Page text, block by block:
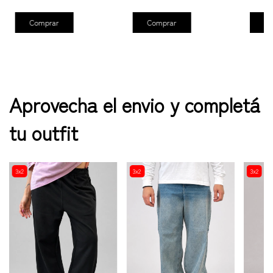
Comprar Comprar
Aprovecha el envio y completá
tu outfit
3x2 3x2 3x2